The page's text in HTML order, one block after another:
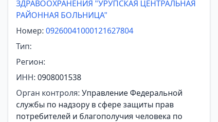
ЗДРАВООХРАНЕНИЯ "УРУПСКАЯ ЦЕНТРАЛЬНАЯ
РАЙОННАЯ БОЛЬНИЦА"
Номер: 09260041000121627804
Тип:
Регион:
ИНН: 0908001538
Орган контроля: Управление Федеральной
службы по надзору в сфере защиты прав
потребителей и благополучия человека по